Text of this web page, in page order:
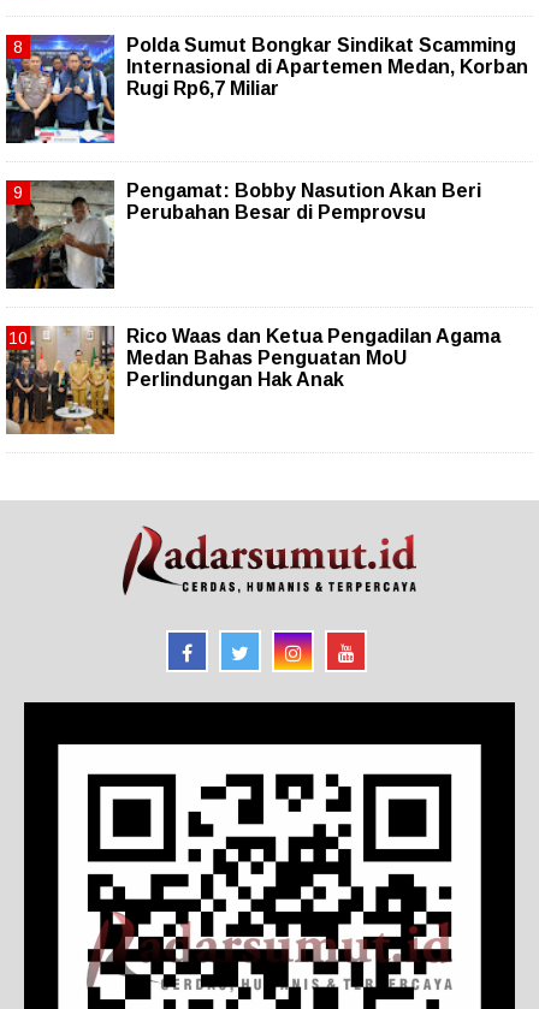
Polda Sumut Bongkar Sindikat Scamming
Internasional di Apartemen Medan, Korban
Rugi Rp6,7 Miliar
Pengamat: Bobby Nasution Akan Beri
Perubahan Besar di Pemprovsu
Rico Waas dan Ketua Pengadilan Agama
Medan Bahas Penguatan MoU
Perlindungan Hak Anak